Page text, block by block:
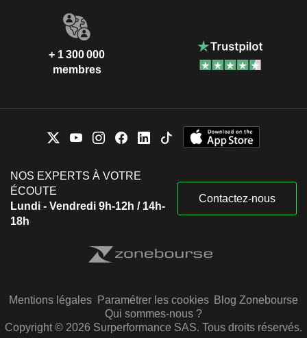
+ 1 300 000
membres
NOS EXPERTS À VOTRE
ÉCOUTE
Lundi - Vendredi 9h-12h / 14h-
18h
Contactez-nous
Mentions légales Paramétrer les cookies Blog Zonebourse
Qui sommes-nous ?
Copyright © 2026 Surperformance SAS. Tous droits réservés.